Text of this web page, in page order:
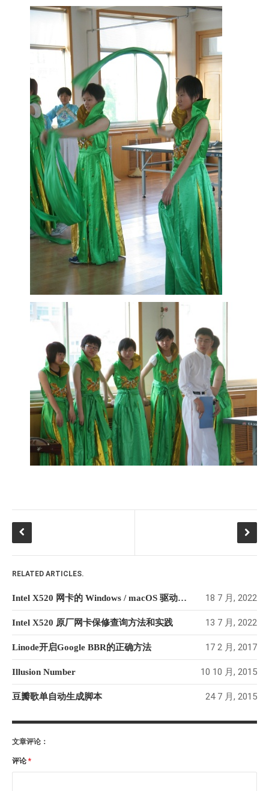
RELATED ARTICLES.
Intel X520 网卡的 Windows / macOS 驱动方法 18 7 月, 2022
Intel X520 原厂网卡保修查询方法和实践 13 7 月, 2022
Linode开启Google BBR的正确方法 17 2 月, 2017
Illusion Number 10 10 月, 2015
豆瓣歌单自动生成脚本 24 7 月, 2015
文章评论：
评论 *